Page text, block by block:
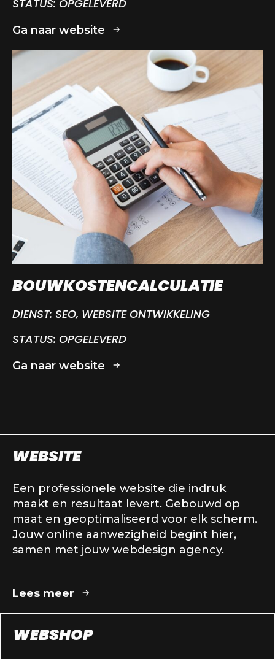
STATUS: OPGELEVERD
Ga naar website
BOUWKOSTENCALCULATIE
DIENST: SEO, WEBSITE ONTWIKKELING
STATUS: OPGELEVERD
Ga naar website
WEBSITE
Een professionele website die indruk
maakt en resultaat levert. Gebouwd op
maat en geoptimaliseerd voor elk scherm.
Jouw online aanwezigheid begint hier,
samen met jouw webdesign agency.
Lees meer
WEBSHOP